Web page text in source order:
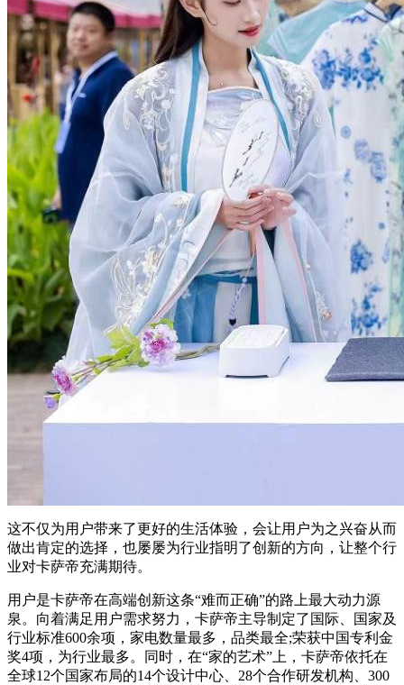
这不仅为用户带来了更好的生活体验，会让用户为之兴奋从而
做出肯定的选择，也屡屡为行业指明了创新的方向，让整个行
业对卡萨帝充满期待。
用户是卡萨帝在高端创新这条“难而正确”的路上最大动力源
泉。向着满足用户需求努力，卡萨帝主导制定了国际、国家及
行业标准600余项，家电数量最多，品类最全;荣获中国专利金
奖4项，为行业最多。同时，在“家的艺术”上，卡萨帝依托在
全球12个国家布局的14个设计中心、28个合作研发机构、300